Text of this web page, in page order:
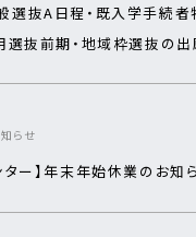
抜A日程・既入学手続者
選抜前期・地域枠選抜の
らせ
ター】年末年始休業のお知